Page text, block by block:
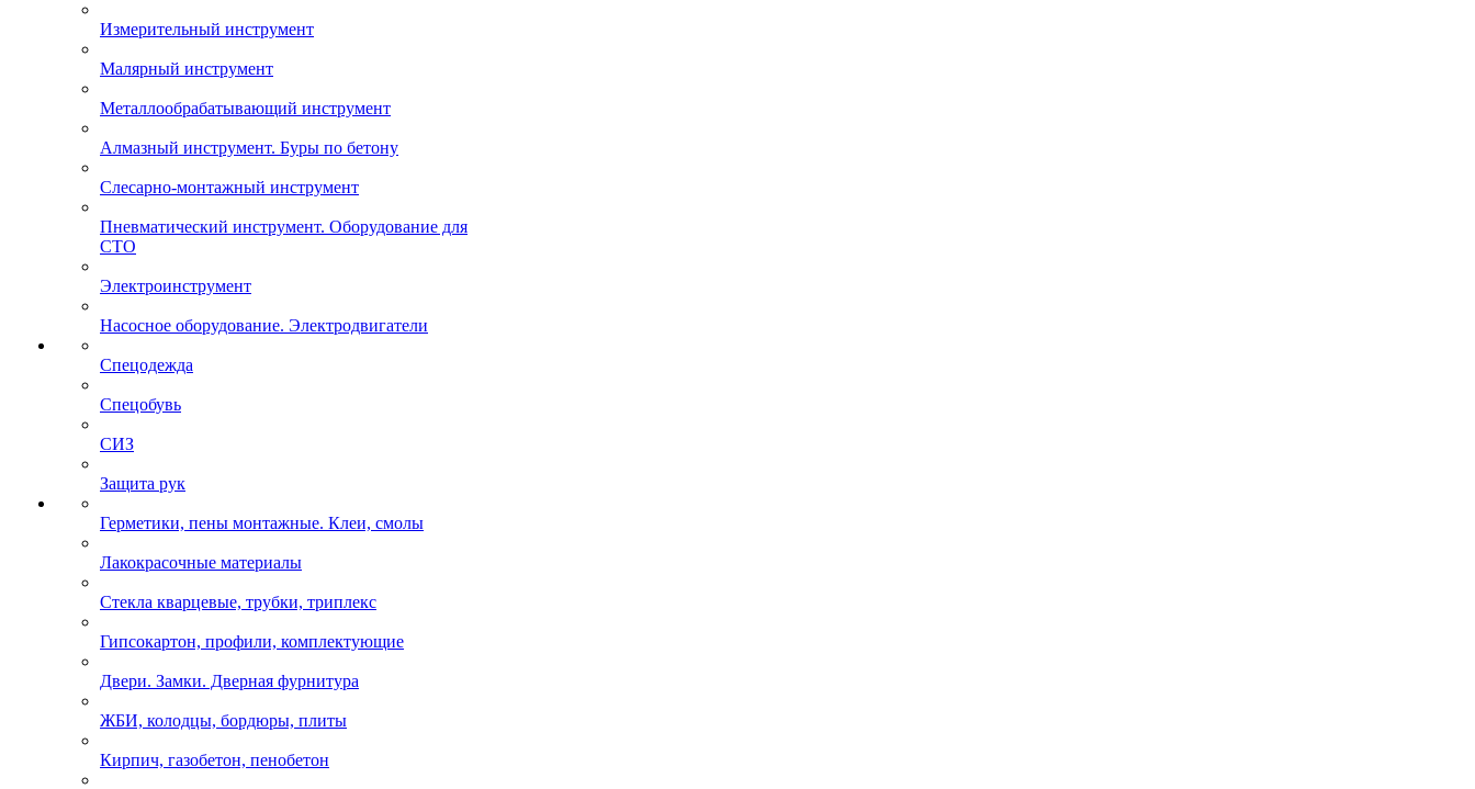
Измерительный инструмент
Малярный инструмент
Металлообрабатывающий инструмент
Алмазный инструмент. Буры по бетону
Слесарно-монтажный инструмент
Пневматический инструмент. Оборудование для
СТО
Электроинструмент
Насосное оборудование. Электродвигатели
Спецодежда
Спецобувь
СИЗ
Защита рук
Герметики, пены монтажные. Клеи, смолы
Лакокрасочные материалы
Стекла кварцевые, трубки, триплекс
Гипсокартон, профили, комплектующие
Двери. Замки. Дверная фурнитура
ЖБИ, колодцы, бордюры, плиты
Кирпич, газобетон, пенобетон